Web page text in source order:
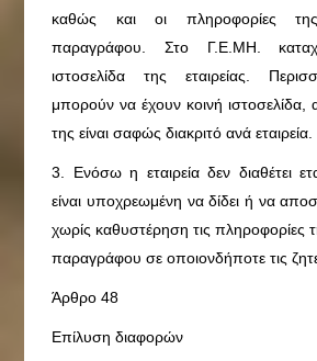
καθώς και οι πληροφορίες
παραγράφου. Στο Γ.Ε.ΜΗ.
ιστοσελίδα της εταιρείας.
μπορούν να έχουν κοινή ιστοσελίδα,
της είναι σαφώς διακριτό ανά εταιρεία.
3. Ενόσω η εταιρεία δεν διαθέτει
είναι υποχρεωμένη να δίδει ή να
χωρίς καθυστέρηση τις πληροφορίες
παραγράφου σε οποιονδήποτε τις
Άρθρο 48
Επίλυση διαφορών